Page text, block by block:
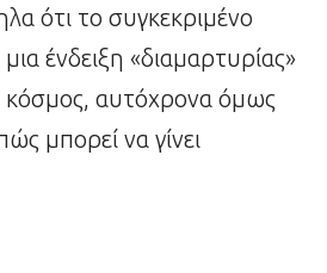
ότι το συγκεκριμένο
ένδειξη «διαμαρτυρίας»
κόσμος, αυτόχρονα όμως
μπορεί να γίνει